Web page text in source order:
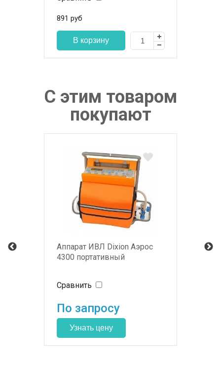
891 руб
С этим товаром
покупают
Аппарат ИВЛ Dixion Аэрос
4300 портативный
Сравнить
По запросу